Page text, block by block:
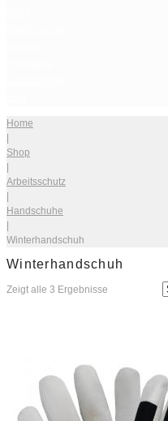
Home
|
Shop
|
Arbeitsschutz
|
Handschuhe
|
Winterhandschuh
Winterhandschuh
Zeigt alle 3 Ergebnisse